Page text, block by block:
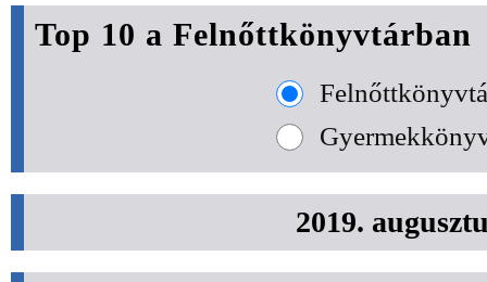
Top 10 a Felnőttkönyvtárban
2019.